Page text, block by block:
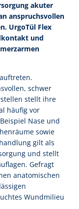
akuter
anspruchsvollen
UrgoTül Flex
und
schwer
stellt ihre
häufig vor
Nase und
sowie
gilt als
und stellt
Gefragt
anatomischen
Wundmilieu